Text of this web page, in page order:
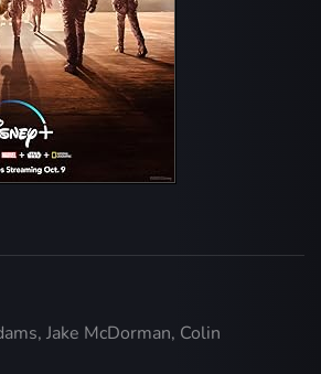
Jake McDorman, Colin